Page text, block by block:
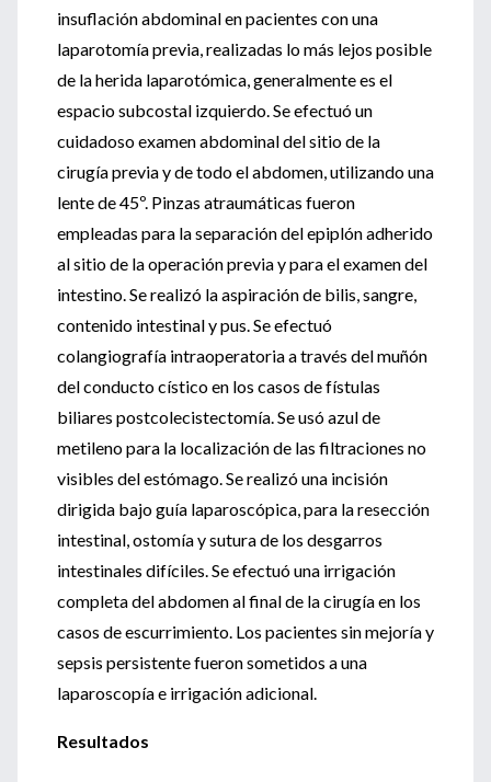
insuflación abdominal en pacientes con una
laparotomía previa, realizadas lo más lejos posible
de la herida laparotómica, generalmente es el
espacio subcostal izquierdo. Se efectuó un
cuidadoso examen abdominal del sitio de la
cirugía previa y de todo el abdomen, utilizando una
lente de 45º. Pinzas atraumáticas fueron
empleadas para la separación del epiplón adherido
al sitio de la operación previa y para el examen del
intestino. Se realizó la aspiración de bilis, sangre,
contenido intestinal y pus. Se efectuó
colangiografía intraoperatoria a través del muñón
del conducto cístico en los casos de fístulas
biliares postcolecistectomía. Se usó azul de
metileno para la localización de las filtraciones no
visibles del estómago. Se realizó una incisión
dirigida bajo guía laparoscópica, para la resección
intestinal, ostomía y sutura de los desgarros
intestinales difíciles. Se efectuó una irrigación
completa del abdomen al final de la cirugía en los
casos de escurrimiento. Los pacientes sin mejoría y
sepsis persistente fueron sometidos a una
laparoscopía e irrigación adicional.
Resultados